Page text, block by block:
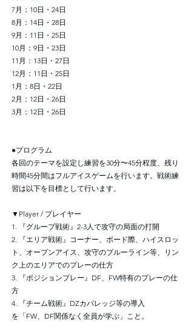
7月：10日・24日
8月：14日・28日
9月：11日・25日
10月：9日・23日
11月：13日・27日
12月：11日・25日
1月：8日・22日
2月：12日・26日
3月：12日・26日
●プログラム
各回のテーマを設定し練習を30分〜45分程度、残り
時間45分間はフルアイスゲームを行います。戦術練
習は以下を目標として行います。
▼Player / プレイヤー
1. 『グループ戦術』2-3人で攻守の局面の打開
2. 『エリア戦術』コーナー、ボード際、ハイスロッ
ト、オープンアイス、攻守のブルーライン等、リン
ク上のエリアでのプレーの仕方
3. 『ポジションプレー』DF、FW特有のプレーの仕
方
4. 『チーム戦術』DZカバレッジ等の導入
を「FW、DF関係なく全員が学ぶ」こと。